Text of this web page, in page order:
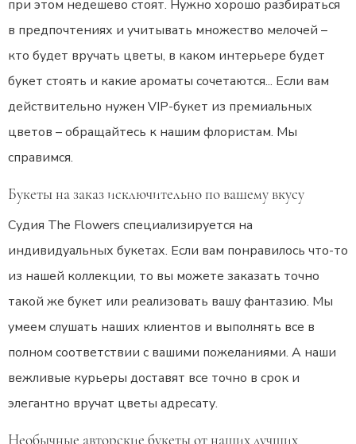
при этом недешево стоят. Нужно хорошо разбираться
в предпочтениях и учитывать множество мелочей –
кто будет вручать цветы, в каком интерьере будет
букет стоять и какие ароматы сочетаются... Если вам
действительно нужен VIP-букет из премиальных
цветов – обращайтесь к нашим флористам. Мы
справимся.
Букеты на заказ исключительно по вашему вкусу
Судия The Flowers специализируется на
индивидуальных букетах. Если вам понравилось что-то
из нашей коллекции, то вы можете заказать точно
такой же букет или реализовать вашу фантазию. Мы
умеем слушать наших клиентов и выполнять все в
полном соответствии с вашими пожеланиями. А наши
вежливые курьеры доставят все точно в срок и
элегантно вручат цветы адресату.
Необычные авторские букеты от наших лучших